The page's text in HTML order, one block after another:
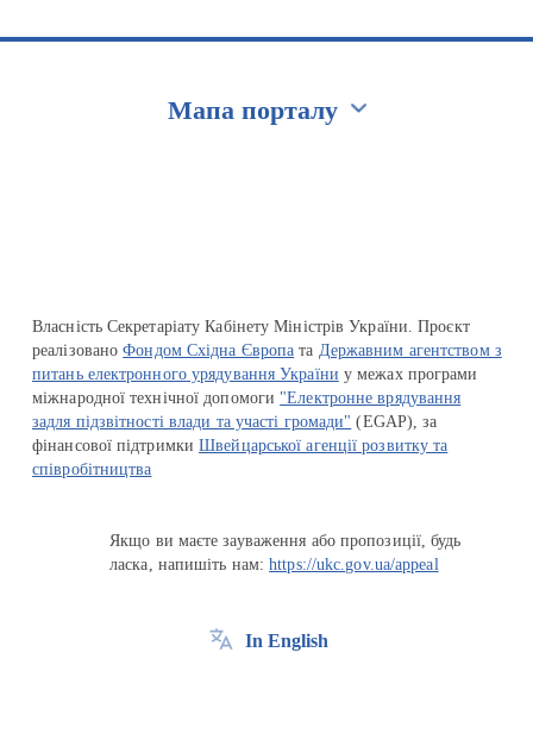
Мапа порталу
Власність Секретаріату Кабінету Міністрів України. Проєкт
реалізованоФондом Східна Європа та Державним агентством з
питань електронного урядування України у межах програми
міжнародної технічної допомоги "Електронне врядування
задля підзвітності влади та участі громади" (EGAP), за
фінансової підтримкиШвейцарської агенції розвитку та
співробітництва
Якщо ви маєте зауваження або пропозиції, будь
ласка, напишіть нам:https://ukc.gov.ua/appeal
In English